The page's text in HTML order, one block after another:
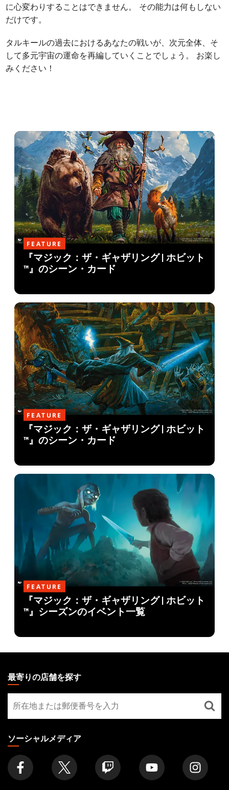
に心変わりすることはできません。 その能力は何もしない
だけです。
タルキールの過去におけるあなたの戦いが、次元全体、そ
して多元宇宙の運命を再編していくことでしょう。 お楽し
みください！
FEATURE
『マジック：ザ・ギャザリング | ホビット
™』のシーン・カード
FEATURE
『マジック：ザ・ギャザリング | ホビット
™』のシーン・カード
FEATURE
『マジック：ザ・ギャザリング | ホビット
™』シーズンのイベント一覧
THE
GATHERING
FOOTER
最寄りの店舗を探す
寄
り
の
店
舗
を
探
ソーシャルメディア